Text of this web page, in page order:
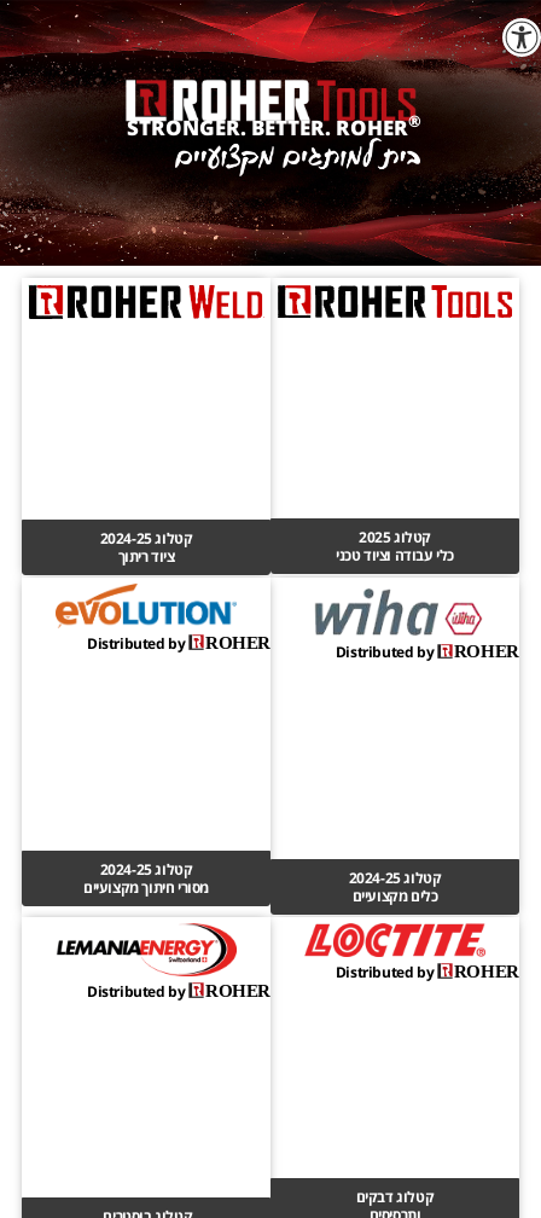
פתח סרגל נגישות
®
STRONGER. BETTER. ROHER
קטלוג 2025
כלי עבודה וציוד טכני
קטלוג 2024-25
ציוד ריתוך
Distributed by ROHER
קטלוג 2024-25
כלים מקצועיים
Distributed by ROHER
קטלוג 2024-25
מסורי חיתוך מקצועיים
Distributed by ROHER
קטלוג דבקים
Distributed by ROHER